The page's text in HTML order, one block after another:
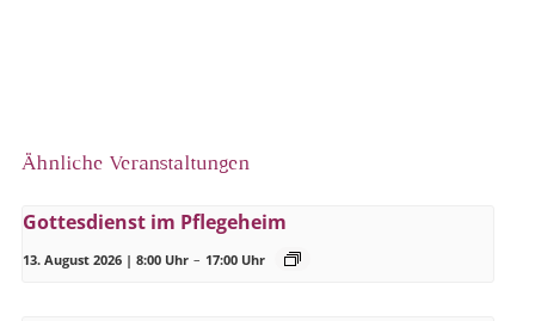
Ähnliche Veranstaltungen
Gottesdienst im Pflegeheim
13. August 2026 | 8:00 Uhr – 17:00 Uhr